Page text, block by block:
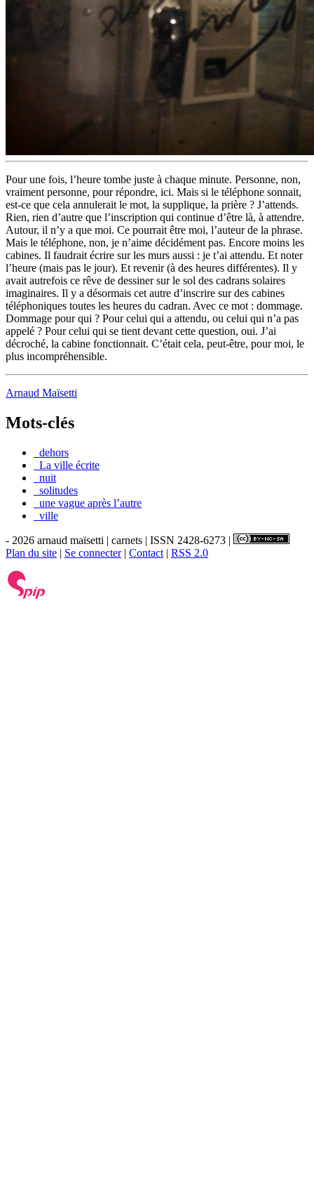
Pour une fois, l’heure tombe juste à chaque minute. Personne, non,
vraiment personne, pour répondre, ici. Mais si le téléphone sonnait,
est-ce que cela annulerait le mot, la supplique, la prière ? J’attends.
Rien, rien d’autre que l’inscription qui continue d’être là, à attendre.
Autour, il n’y a que moi. Ce pourrait être moi, l’auteur de la phrase.
Mais le téléphone, non, je n’aime décidément pas. Encore moins les
cabines. Il faudrait écrire sur les murs aussi : je t’ai attendu. Et noter
l’heure (mais pas le jour). Et revenir (à des heures différentes). Il y
avait autrefois ce rêve de dessiner sur le sol des cadrans solaires
imaginaires. Il y a désormais cet autre d’inscrire sur des cabines
téléphoniques toutes les heures du cadran. Avec ce mot : dommage.
Dommage pour qui ? Pour celui qui a attendu, ou celui qui n’a pas
appelé ? Pour celui qui se tient devant cette question, oui. J’ai
décroché, la cabine fonctionnait. C’était cela, peut-être, pour moi, le
plus incompréhensible.
Arnaud Maïsetti
Mots-clés
_dehors
_La ville écrite
_nuit
_solitudes
_une vague après l’autre
_ville
- 2026 arnaud maïsetti | carnets | ISSN 2428-6273 |
Plan du site | Se connecter| Contact | RSS 2.0